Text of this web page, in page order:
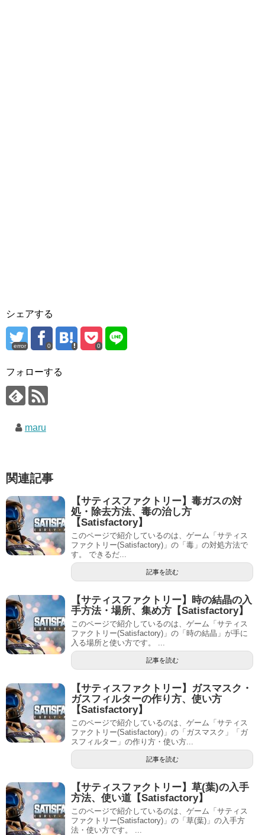
シェアする
error 0 0
フォローする
maru
関連記事
【サティスファクトリー】毒ガスの対
処・除去方法、毒の治し方
【Satisfactory】
このページで紹介しているのは、ゲーム「サティス
ファクトリー(Satisfactory)」の「毒」の対処方法で
す。 できるだ...
記事を読む
【サティスファクトリー】時の結晶の入
手方法・場所、集め方【Satisfactory】
このページで紹介しているのは、ゲーム「サティス
ファクトリー(Satisfactory)」の「時の結晶」が手に
入る場所と使い方です。 ...
記事を読む
【サティスファクトリー】ガスマスク・
ガスフィルターの作り方、使い方
【Satisfactory】
このページで紹介しているのは、ゲーム「サティス
ファクトリー(Satisfactory)」の「ガスマスク」「ガ
スフィルター」の作り方・使い方...
記事を読む
【サティスファクトリー】草(葉)の入手
方法、使い道【Satisfactory】
このページで紹介しているのは、ゲーム「サティス
ファクトリー(Satisfactory)」の「草(葉)」の入手方
法・使い方です。 ...